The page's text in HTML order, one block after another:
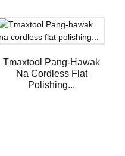
Tmaxtool Pang-Hawak
Na Cordless Flat
Polishing...